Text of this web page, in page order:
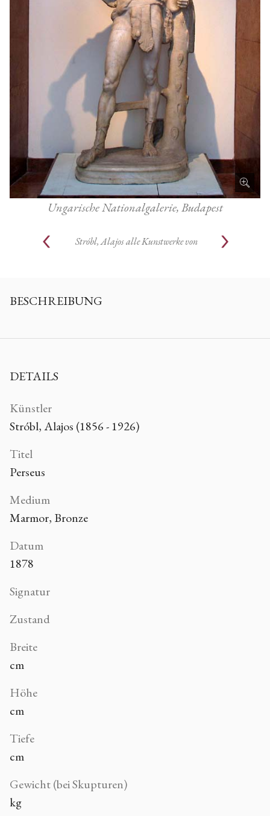
Ungarische Nationalgalerie, Budapest
Stróbl, Alajos alle Kunstwerke von
BESCHREIBUNG
DETAILS
Künstler
Stróbl, Alajos (1856 - 1926)
Titel
Perseus
Medium
Marmor, Bronze
Datum
1878
Signatur
Zustand
Breite
cm
Höhe
cm
Tiefe
cm
Gewicht (bei Skupturen)
kg